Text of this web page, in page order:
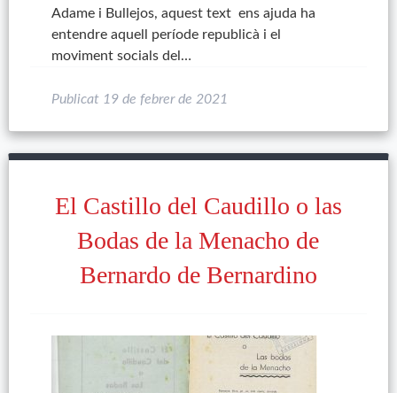
Adame i Bullejos, aquest text ens ajuda ha
entendre aquell període republicà i el
moviment socials del…
Publicat 19 de febrer de 2021
El Castillo del Caudillo o las
Bodas de la Menacho de
Bernardo de Bernardino